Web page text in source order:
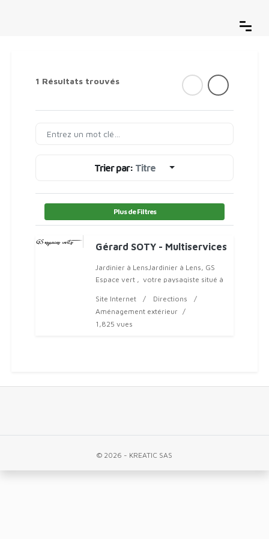
1 Résultats trouvés
Trier par: Titre
Plus de Filtres
Gérard SOTY - Multiservices
Jardinier à LensJardinier à Lens, GS
Espace vert , votre paysagiste situé à
Site Internet
Directions
Aménagement extérieur
1,825 vues
© 2026 - KREATIC SAS